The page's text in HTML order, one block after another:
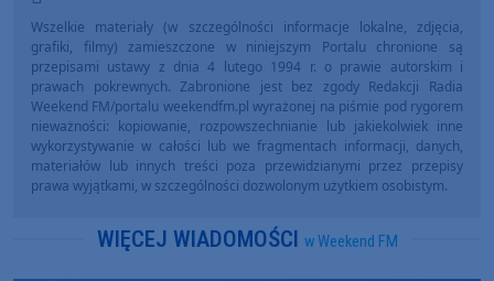
Wszelkie materiały (w szczególności informacje lokalne, zdjęcia,
grafiki, filmy) zamieszczone w niniejszym Portalu chronione są
przepisami ustawy z dnia 4 lutego 1994 r. o prawie autorskim i
prawach pokrewnych. Zabronione jest bez zgody Redakcji Radia
Weekend FM/portalu weekendfm.pl wyrażonej na piśmie pod rygorem
nieważności: kopiowanie, rozpowszechnianie lub jakiekolwiek inne
wykorzystywanie w całości lub we fragmentach informacji, danych,
materiałów lub innych treści poza przewidzianymi przez przepisy
prawa wyjątkami, w szczególności dozwolonym użytkiem osobistym.
WIĘCEJ WIADOMOŚCI w Weekend FM